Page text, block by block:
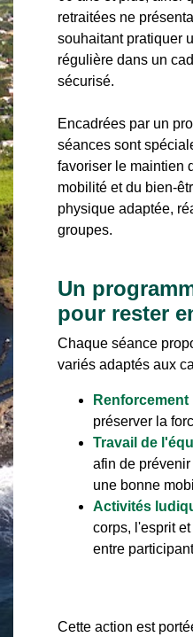
retraitées ne
souhaitant pratiquer
régulière dans un
sécurisé.
Encadrées par un
séances sont
favoriser le maintien
mobilité et du bien-
physique adaptée,
groupes.
Un
pour rester
Chaque séance
variés adaptés aux
préserver la
Travail de
afin de
une bonne
Activités
corps, l'esprit
entre
Cette action est